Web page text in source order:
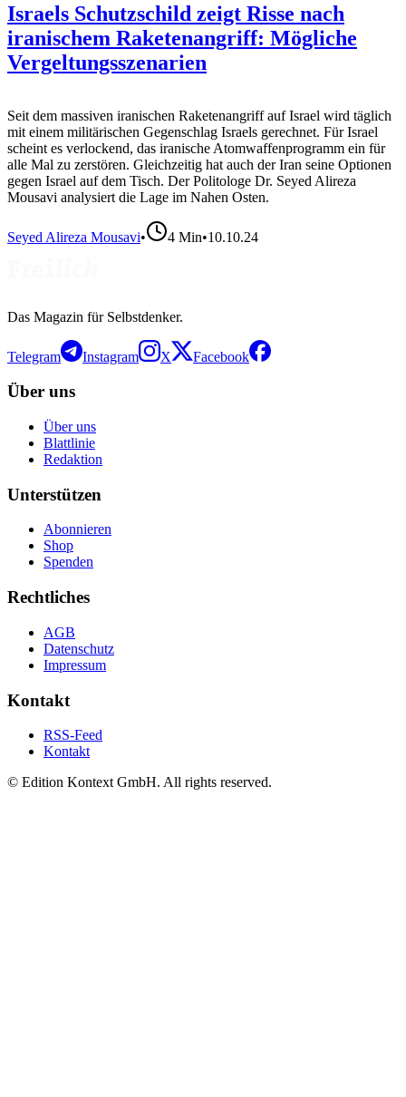
Israels Schutzschild zeigt Risse nach
iranischem Raketenangriff: Mögliche
Vergeltungsszenarien
Seit dem massiven iranischen Raketenangriff auf Israel wird täglich
mit einem militärischen Gegenschlag Israels gerechnet. Für Israel
scheint es verlockend, das iranische Atomwaffenprogramm ein für
alle Mal zu zerstören. Gleichzeitig hat auch der Iran seine Optionen
gegen Israel auf dem Tisch. Der Politologe Dr. Seyed Alireza
Mousavi analysiert die Lage im Nahen Osten.
Seyed Alireza Mousavi• 4 Min•10.10.24
Das Magazin für Selbstdenker.
Telegram Instagram X Facebook
Über uns
Über uns
Blattlinie
Redaktion
Unterstützen
Abonnieren
Shop
Spenden
Rechtliches
AGB
Datenschutz
Impressum
Kontakt
RSS-Feed
Kontakt
© Edition Kontext GmbH. All rights reserved.